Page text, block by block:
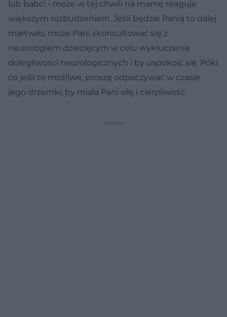
lub babci - może w tej chwili na mamę reaguje
większym rozbudzeniem. Jeśli będzie Panią to dalej
martwiło, może Pani skonsultować się z
neurologiem dziecięcym w celu wykluczenia
dolegliwości neurologicznych i by uspokoić się. Póki
co jeśli to możliwe, proszę odpoczywać w czasie
jego drzemki, by miała Pani siłę i cierpliwość.